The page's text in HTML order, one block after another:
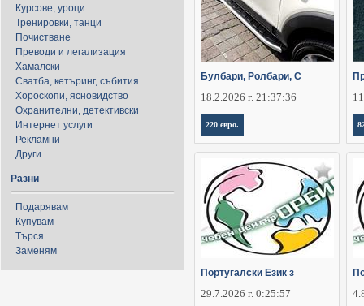
Курсове, уроци
Тренировки, танци
Почистване
Преводи и легализация
Хамалски
Сватба, кетъринг, събития
Хороскопи, ясновидство
Охранителни, детективски
Интернет услуги
Рекламни
Други
Разни
Подарявам
Купувам
Търся
Заменям
Булбари, Ролбари, С
18.2.2026 г. 21:37:36
220 евро.
Португалски Език з
29.7.2026 г. 0:25:57